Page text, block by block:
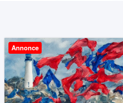
Annonce